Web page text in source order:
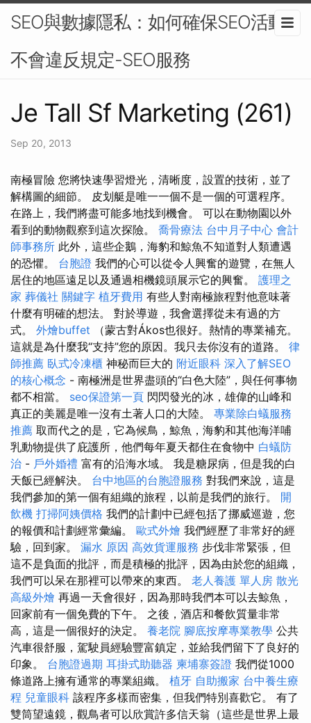
SEO與數據隱私：如何確保SEO活動
不會違反規定-SEO服務
Je Tall Sf Marketing (261)
Sep 20, 2013
南極冒險 您將快速學習燈光，清晰度，設置的技術，並了
解構圖的細節。 皮划艇是唯一一個不是一個的可選程序。
在路上，我們將盡可能多地找到機會。 可以在動物園以外
看到的動物觀察到這次探險。 喬骨療法 台中月子中心 會計
師事務所 此外，這些企鵝，海豹和鯨魚不知道對人類遭遇
的恐懼。 台胞證 我們的心可以從令人興奮的遊覽，在無人
居住的地區遠足以及通過相機鏡頭展示它的興奮。 護理之
家 葬儀社 關鍵字 植牙費用 有些人對南極旅程對他意味著
什麼有明確的想法。 對於導遊，我會選擇從未有過的方
式。 外燴buffet （蒙古對Ákos也很好。熱情的專業補充。
這就是為什麼我“支持”您的原因。我只去你沒有的道路。 律
師推薦 臥式冷凍櫃 神秘而巨大的 附近眼科 深入了解SEO
的核心概念 - 南極洲是世界盡頭的“白色大陸”，與任何事物
都不相當。 seo保證第一頁 閃閃發光的冰，雄偉的山峰和
真正的美麗是唯一沒有土著人口的大陸。 專業除白蟻服務
推薦 取而代之的是，它為候鳥，鯨魚，海豹和其他海洋哺
乳動物提供了庇護所，他們每年夏天都住在食物中 白蟻防
治 - 戶外婚禮 富有的沿海水域。 我是糖尿病，但是我的白
天飯已經解決。 台中地區的台胞證服務 對我們來說，這是
我們參加的第一個有組織的旅程，以前是我們的旅行。 開
飲機 打掃阿姨價格 我們的計劃中已經包括了挪威巡遊，您
的報價和計劃經常彙編。 歐式外燴 我們經歷了非常好的經
驗，回到家。 漏水 原因 高效貨運服務 步伐非常緊張，但
這不是負面的批評，而是積極的批評，因為由於您的組織，
我們可以呆在那裡可以帶來的東西。 老人養護 單人房 散光
高級外燴 再過一天會很好，因為那時我們本可以去鯨魚，
回家前有一個免費的下午。 之後，酒店和餐飲質量非常
高，這是一個很好的決定。 養老院 腳底按摩專業教學 公共
汽車很舒服，駕駛員經驗豐富鎮定，並給我們留下了良好的
印象。 台胞證過期 耳掛式助聽器 柬埔寨簽證 我們從1000
條道路上擁有通常的專業組織。 植牙 自助搬家 台中養生療
程 兒童眼科 該程序多樣而密集，但我們特別喜歡它。 有了
雙筒望遠鏡，觀鳥者可以欣賞許多信天翁（這些是世界上最